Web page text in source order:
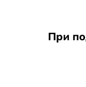
При